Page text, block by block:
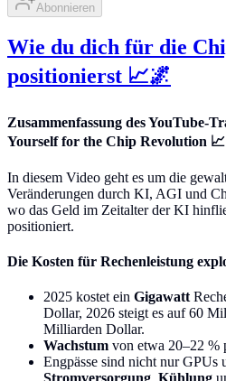
Abonnieren
Wie du dich für die
positionierst 📈🌌
Zusammenfassung des YouTube-
Yourself for the Chip Revolution
In diesem Video geht es um die
Veränderungen durch KI, AGI und
wo das Geld im Zeitalter der KI
positioniert.
Die Kosten für Rechenleistung
2025 kostet ein Gigawatt
Dollar, 2026 steigt es auf 60
Milliarden Dollar.
Wachstum von etwa 20–22 %
Engpässe sind nicht nur GPUs